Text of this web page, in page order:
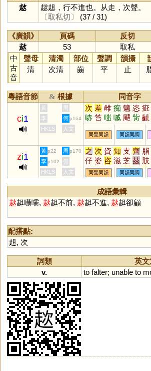
趑
趑趄，行不進也。从走，次聲。
〔取私切〕
(37 / 31)
《廣韻》 頁碼 反切
趑
53
取私
中
古
音
聲母 清濁 部位 聲調 韻攝
清
次清 齒 平 止
粵語音節 & 根據 同音字
ci1
黃 周 次 差 雌 痴 魑 恣 疵
哧 笞 嗤 嘁 颸 胔 齜
呲 瓻 郗 眵 髊 攡 齝
骴 飺 摛 絺 媸 粢 离
胵 樆 縒 趀 瞝 黐 誺
癡
李 何 p164
HKLS 人文
同聲同韻 同韻同調
zi1
黃 p22 周 p170 之 次 資 知 支 齊 脂
仔 姿 咨 滋 芝 茲 肢
觜 恣 訾 輜 淄 齎 貲
梔 鯔 砥 泜 髭 緇 齜
甾 鎡 鼒 菑 錙 呲 嵫
觶 㞢 葘 䊷 𢆶 搘 栺
玆 疻 齍 鮨 鳷 鄑
袛 偨 粢 椥 胾 汥 崰
諮 椔 蒫 紎 秪 秶 臸
李 p102
何
HKLS
人文 同聲同韻 同韻同調
成語彙輯
趑趄囁嚅, 趑趄不前, 趑趄不進, 趑趄卻顧
配搭點:
趄, 次
詞類
英文
v.
to falter; unable to